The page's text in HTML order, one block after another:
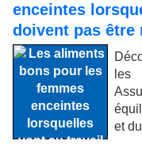
enceintes
doivent pas être
les
et